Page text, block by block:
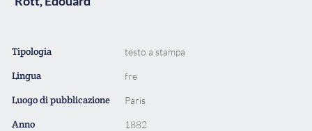
Tipologia testo a stampa
Lingua fre
Luogo di pubblicazione Paris
Anno 1882